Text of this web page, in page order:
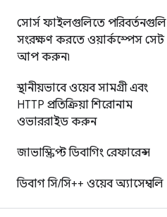
সোর্স ফাইলগুলিতে পরিবর্তনগুলি
সংরক্ষণ করতে ওয়ার্কস্পেস সেট
আপ করুন৷
স্থানীয়ভাবে ওয়েব সামগ্রী এবং
HTTP প্রতিক্রিয়া শিরোনাম
ওভাররাইড করুন
জাভাস্ক্রিপ্ট ডিবাগিং রেফারেন্স
ডিবাগ সি/সি++ ওয়েব অ্যাসেম্বলি